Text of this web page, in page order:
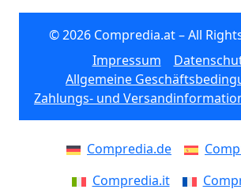
© 2026 Compredia.at – All
Impressum
Allgemeine
Zahlungs- und
Compredia.de
Compredia.it